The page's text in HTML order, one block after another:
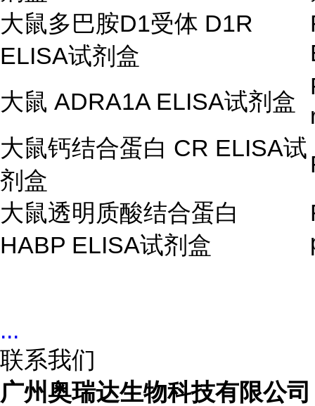
大鼠多巴胺D1受体 D1R
ELISA试剂盒
大鼠 ADRA1A ELISA试剂盒
大鼠钙结合蛋白 CR ELISA试
剂盒
大鼠透明质酸结合蛋白
HABP ELISA试剂盒
...
联系我们
广州奥瑞达生物科技有限公司